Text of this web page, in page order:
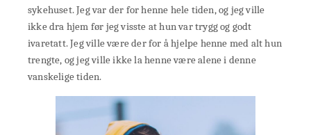
sykehuset. Jeg var der for henne hele tiden, og jeg ville
ikke dra hjem før jeg visste at hun var trygg og godt
ivaretatt. Jeg ville være der for å hjelpe henne med alt hun
trengte, og jeg ville ikke la henne være alene i denne
vanskelige tiden.